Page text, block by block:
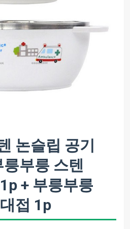
논슬립 공기
부릉 스텐
+ 부릉부릉
접 1p